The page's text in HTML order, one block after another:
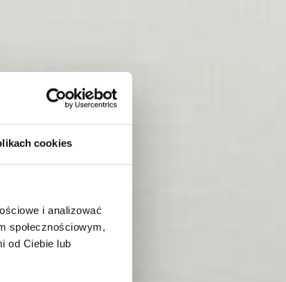
cookies
i analizować
społecznościowym,
od Ciebie lub